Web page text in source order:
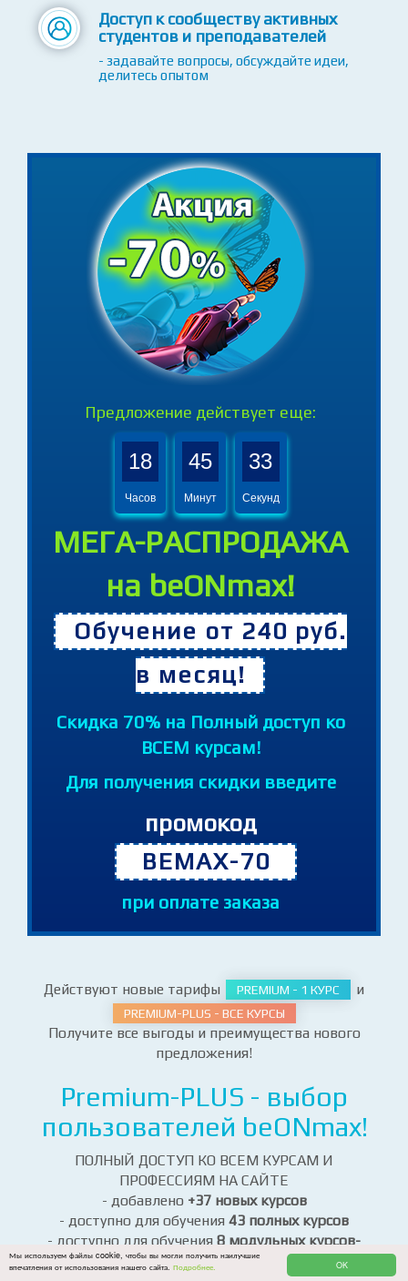
OK
Мы используем файлы cookie, чтобы вы могли получить наилучшие
впечатления от использования нашего сайта. Подробнее.
- скачивайте, проверяйте, используйте
Доступ к сообществу активных
студентов и преподавателей
Предложение действует еще:
18
Часов
45
Минут
31
Секунд
МЕГА-РАСПРОДАЖА
на beONmax!
Обучение от 240 руб.
в месяц!
Cкидка 70% на Полный доступ ко
ВСЕМ курсам!
Для получения скидки введите
промокод
BEMAX-70
Действуют новые тарифы PREMIUM - 1 КУРС и
PREMIUM-PLUS - ВСЕ КУРСЫ
Получите все выгоды и преимущества нового
предложения!
Premium-PLUS - выбор
пользователей beONmax!
ПОЛНЫЙ ДОСТУП КО ВСЕМ КУРСАМ И
ПРОФЕССИЯМ НА САЙТЕ
- добавлено+37 новых курсов
- доступно для обучения
43 полных курсов